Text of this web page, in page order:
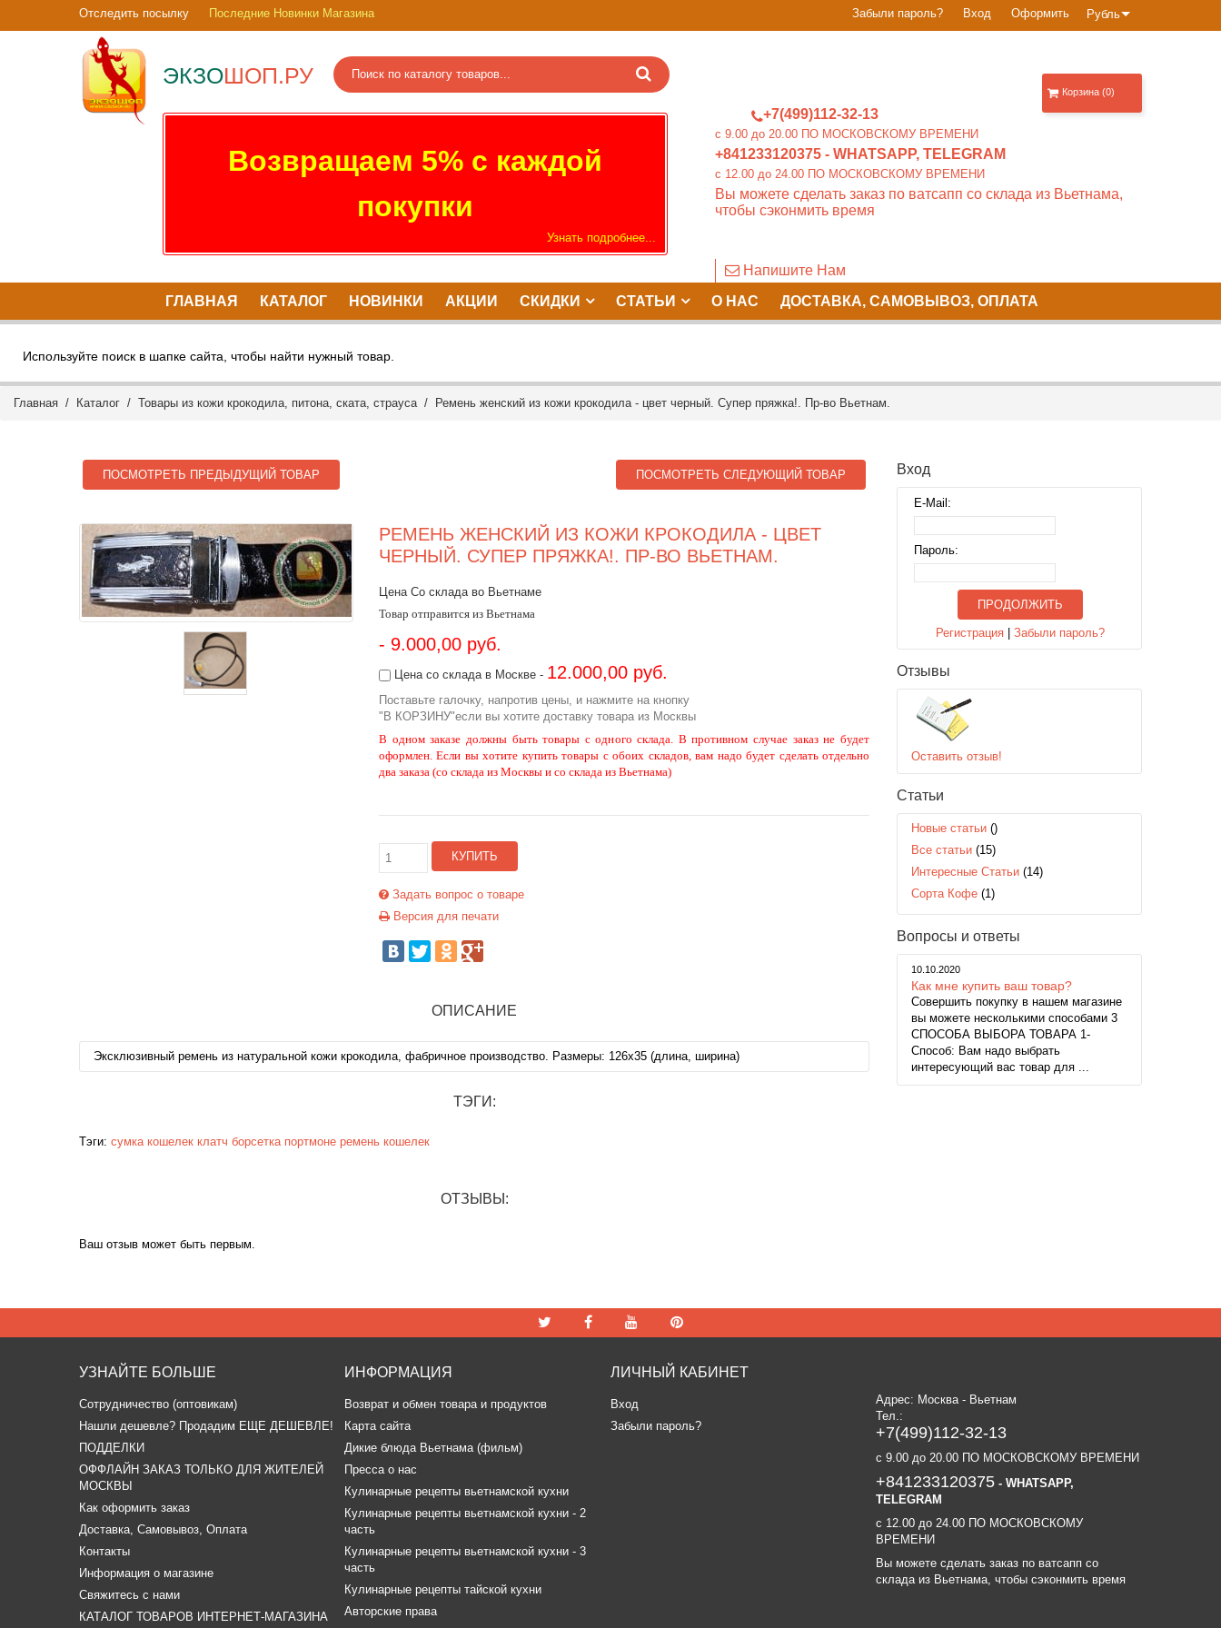
Рубль
Забыли пароль? Вход Оформить
Отследить посылку Последние Новинки Магазина
ЭКЗОШОП.РУ
+7(499)112-32-13
c 9.00 до 20.00 ПО МОСКОВСКОМУ ВРЕМЕНИ
+841233120375 - WHATSAPP, TELEGRAM
c 12.00 до 24.00 ПО МОСКОВСКОМУ ВРЕМЕНИ
Вы можете сделать заказ по ватсапп со склада из Вьетнама,
чтобы сэконмить время
Напишите Нам
Возвращаем 5% с каждой
покупки
Узнать подробнее...
Корзина (0)
ГЛАВНАЯ КАТАЛОГ НОВИНКИ АКЦИИ СКИДКИ СТАТЬИ О НАС ДОСТАВКА, САМОВЫВОЗ, ОПЛАТА
Используйте поиск в шапке сайта, чтобы найти нужный товар.
Главная / Каталог / Товары из кожи крокодила, питона, ската, страуса/ Ремень женский из кожи крокодила - цвет черный. Супер пряжка!. Пр-во Вьетнам.
ПОСМОТРЕТЬ ПРЕДЫДУЩИЙ ТОВАР ПОСМОТРЕТЬ СЛЕДУЮЩИЙ ТОВАР
РЕМЕНЬ ЖЕНСКИЙ ИЗ КОЖИ КРОКОДИЛА - ЦВЕТ
ЧЕРНЫЙ. СУПЕР ПРЯЖКА!. ПР-ВО ВЬЕТНАМ.
Цена Со склада во Вьетнаме
Товар отправится из Вьетнама
- 9.000,00 руб.
Цена со склада в Москве - 12.000,00 руб.
Поставьте галочку, напротив цены, и нажмите на кнопку
"В КОРЗИНУ"если вы хотите доставку товара из Москвы
В одном заказе должны быть товары с одного склада. В противном случае заказ не будет
оформлен. Если вы хотите купить товары с обоих складов, вам надо будет сделать отдельно
два заказа (со склада из Москвы и со склада из Вьетнама)
КУПИТЬ
Задать вопрос о товаре
Версия для печати
ОПИСАНИЕ
Эксклюзивный ремень из натуральной кожи крокодила, фабричное производство. Размеры: 126х35 (длина, ширина)
ТЭГИ:
Тэги: сумка кошелек клатч борсетка портмоне ремень кошелек
ОТЗЫВЫ:
Ваш отзыв может быть первым.
Вход
E-Mail:
Пароль:
ПРОДОЛЖИТЬ
Регистрация |Забыли пароль?
Отзывы
Оставить отзыв!
Статьи
Новые статьи ()
Все статьи (15)
Интересные Статьи (14)
Сорта Кофе (1)
Вопросы и ответы
10.10.2020
Как мне купить ваш товар?
Совершить покупку в нашем магазине
вы можете несколькими способами 3
СПОСОБА ВЫБОРА ТОВАРА 1-
Способ: Вам надо выбрать
интересующий вас товар для ...
УЗНАЙТЕ БОЛЬШЕ
Сотрудничество (оптовикам)
​Нашли дешевле? Продадим ЕЩЕ ДЕШЕВЛЕ!
ПОДДЕЛКИ
ОФФЛАЙН ЗАКАЗ ТОЛЬКО ДЛЯ ЖИТЕЛЕЙ
МОСКВЫ
Как оформить заказ
Доставка, Самовывоз, Оплата
Контакты
Информация о магазине
Свяжитесь с нами
КАТАЛОГ ТОВАРОВ ИНТЕРНЕТ-МАГАЗИНА
ИНФОРМАЦИЯ
Возврат и обмен товара и продуктов
Карта сайта
Дикие блюда Вьетнама (фильм)
Пресса о нас
Кулинарные рецепты вьетнамской кухни
Кулинарные рецепты вьетнамской кухни - 2
часть
Кулинарные рецепты вьетнамской кухни - 3
часть
Кулинарные рецепты тайской кухни
Авторские права
ЛИЧНЫЙ КАБИНЕТ
Вход
Забыли пароль?
Адрес: Москва - Вьетнам
Тел.:
+7(499)112-32-13
c 9.00 до 20.00 ПО МОСКОВСКОМУ ВРЕМЕНИ
+841233120375- WHATSAPP,
TELEGRAM
c 12.00 до 24.00 ПО МОСКОВСКОМУ
ВРЕМЕНИ
Вы можете сделать заказ по ватсапп со
склада из Вьетнама, чтобы сэконмить время